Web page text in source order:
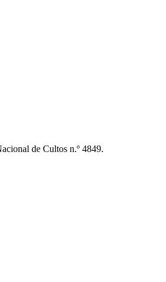
de Cultos n.º 4849.